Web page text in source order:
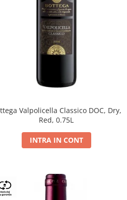
Valpolicella Classico DOC, Dry,
Red, 0.75L
INTRA IN CONT